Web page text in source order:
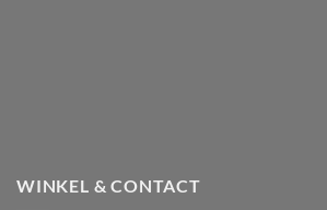
WINKEL & CONTACT